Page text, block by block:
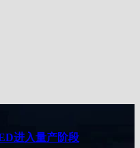
进入量产阶段